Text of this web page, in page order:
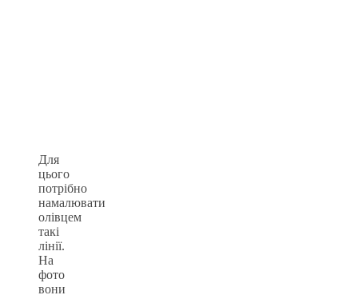
Для
цього
потрібно
намалювати
олівцем
такі
лінії.
На
фото
вони